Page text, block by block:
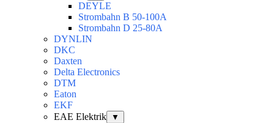
DEYLE
Strombahn B 50-100A
Strombahn D 25-80A
DYNLIN
DKC
Daxten
Delta Electronics
DTM
Eaton
EKF
EAE Elektrik
▼